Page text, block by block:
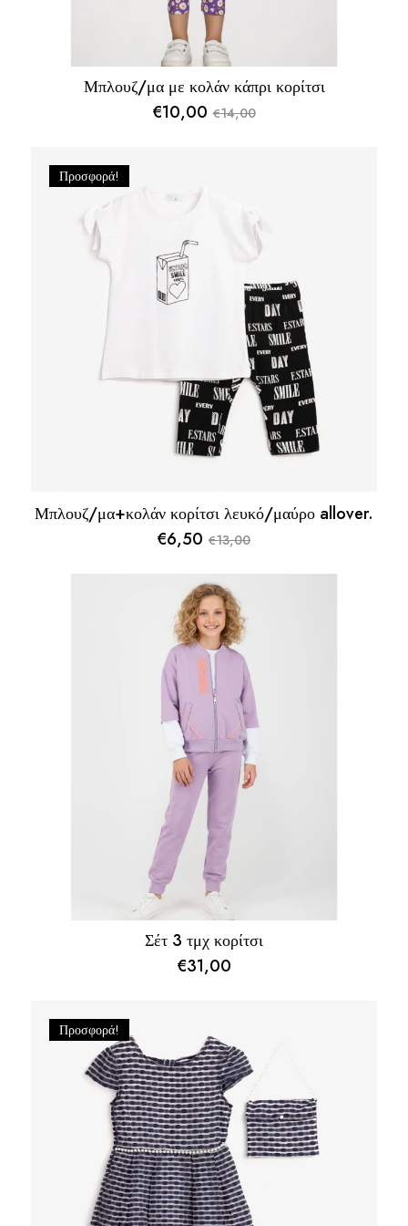
Μπλουζ/μα με κολάν κάπρι κορίτσι
€14,00
Original
€10,00Η
€10,00.
Προσφορά!
Μπλουζ/μα+κολάν κορίτσι λευκό/μαύρο allover.
€13,00
Original
price
was:
€13,00.
€6,50 Η
τρέχουσα
τιμή
είναι:
€6,50.
Σέτ 3 τμχ κορίτσι
€31,00
Προσφορά!